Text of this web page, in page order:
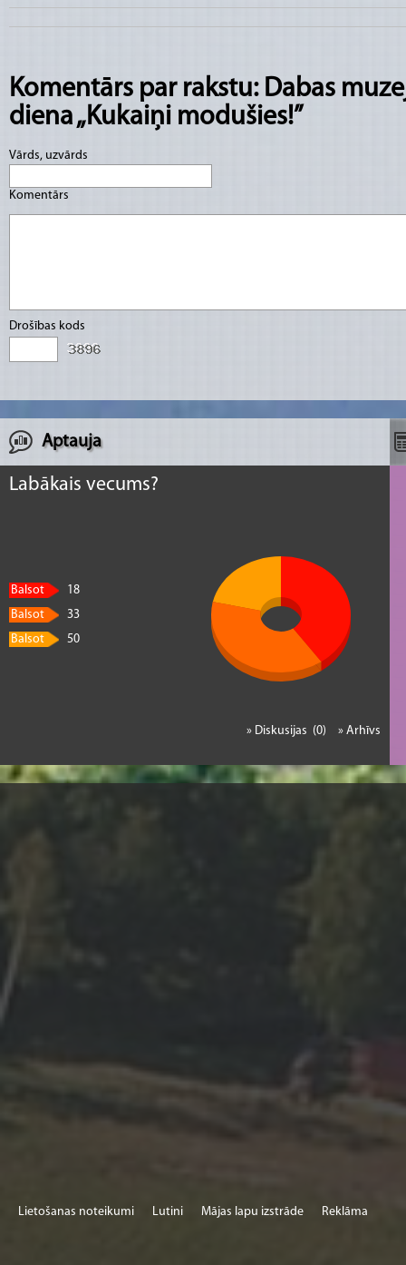
Komentārs par rakstu: Dabas
diena „Kukaiņi modušies!”
Vārds, uzvārds
Komentārs
Drošības kods
Aptauja
Labākais vecums?
Balsot
18
Balsot
33
Balsot
50
» Arhīvs
» Diskusijas (0)
Lietošanas noteikumi Lutini Mājas lapu izstrāde Reklāma